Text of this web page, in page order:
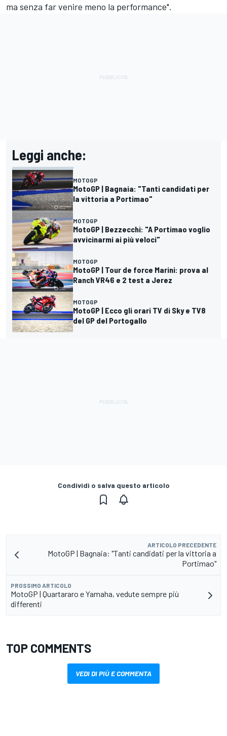
ma senza far venire meno la performance".
Leggi anche:
MOTOGP
MotoGP | Bagnaia: "Tanti candidati per
la vittoria a Portimao"
MOTOGP
MotoGP | Bezzecchi: "A Portimao voglio
avvicinarmi ai più veloci"
MOTOGP
MotoGP | Tour de force Marini: prova al
Ranch VR46 e 2 test a Jerez
MOTOGP
MotoGP | Ecco gli orari TV di Sky e TV8
del GP del Portogallo
Condividi o salva questo articolo
ARTICOLO PRECEDENTE
MotoGP | Bagnaia: "Tanti candidati per la vittoria a
Portimao"
PROSSIMO ARTICOLO
MotoGP | Quartararo e Yamaha, vedute sempre più
differenti
TOP COMMENTS
VEDI DI PIÙ E COMMENTA